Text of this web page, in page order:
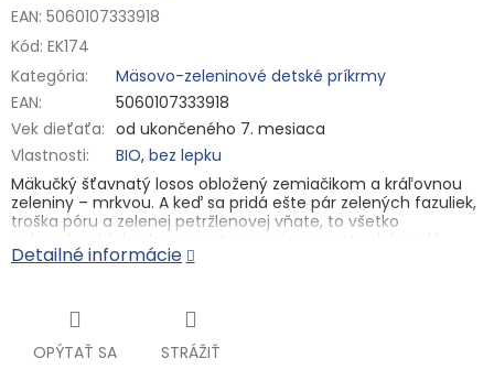
EAN: 5060107333918
Kód: EK174
Kategória:
Mäsovo-zeleninové detské príkrmy
EAN:
5060107333918
Vek dieťaťa: od ukončeného 7. mesiaca
Vlastnosti: BIO, bez lepku
Mäkučký šťavnatý losos obložený zemiačikom a kráľovnou
zeleniny – mrkvou. A keď sa pridá ešte pár zelených fazuliek,
troška póru a zelenej petržlenovej vňate, to všetko
pokvapkané lahodnou smotanou... je na svete dokonalá
kombinácia jemnosti a lahodných chutí. Taká, ktorá naplní
Hlavné vlastnosti
✓ BIO kvalita
Detailné informácie
OPÝTAŤ SA STRÁŽIŤ